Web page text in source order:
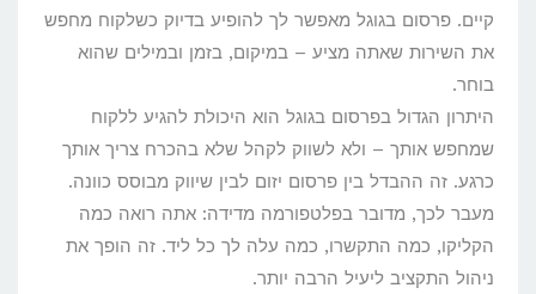
קיים. פרסום בגוגל מאפשר לך להופיע בדיוק כשלקוח מחפש
את השירות שאתה מציע – במיקום, בזמן ובמילים שהוא
בוחר.
היתרון הגדול בפרסום בגוגל הוא היכולת להגיע ללקוח
שמחפש אותך – ולא לשווק לקהל שלא בהכרח צריך אותך
כרגע. זה ההבדל בין פרסום יזום לבין שיווק מבוסס כוונה.
מעבר לכך, מדובר בפלטפורמה מדידה: אתה רואה כמה
הקליקו, כמה התקשרו, כמה עלה לך כל ליד. זה הופך את
ניהול התקציב ליעיל הרבה יותר.